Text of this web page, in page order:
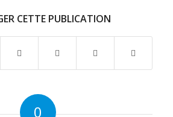
CETTE PUBLICATION
0